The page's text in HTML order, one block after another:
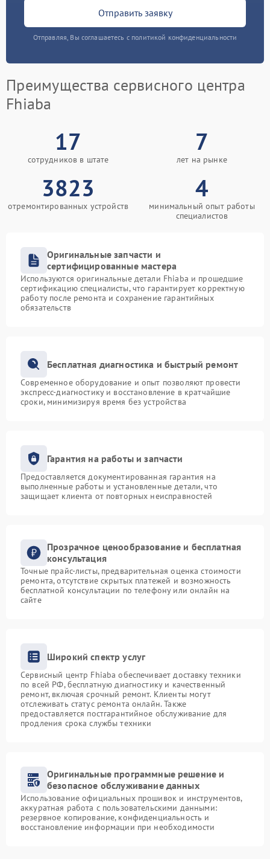
Отправить заявку
Отправляя, Вы соглашаетесь с политикой конфиденциальности
Преимущества сервисного центра
Fhiaba
17
сотрудников в штате
7
лет на рынке
3823
отремонтированных устройств
4
минимальный опыт работы
специалистов
Оригинальные запчасти и
сертифицированные мастера
Используются оригинальные детали Fhiaba и прошедшие
сертификацию специалисты, что гарантирует корректную
работу после ремонта и сохранение гарантийных
обязательств
Бесплатная диагностика и быстрый ремонт
Современное оборудование и опыт позволяют провести
экспресс-диагностику и восстановление в кратчайшие
сроки, минимизируя время без устройства
Гарантия на работы и запчасти
Предоставляется документированная гарантия на
выполненные работы и установленные детали, что
защищает клиента от повторных неисправностей
Прозрачное ценообразование и бесплатная
консультация
Точные прайс-листы, предварительная оценка стоимости
ремонта, отсутствие скрытых платежей и возможность
бесплатной консультации по телефону или онлайн на
сайте
Широкий спектр услуг
Сервисный центр Fhiaba обеспечивает доставку техники
по всей РФ, бесплатную диагностику и качественный
ремонт, включая срочный ремонт. Клиенты могут
отслеживать статус ремонта онлайн. Также
предоставляется постгарантийное обслуживание для
продления срока службы техники
Оригинальные программные решение и
безопасное обслуживание данных
Использование официальных прошивок и инструментов,
аккуратная работа с пользовательскими данными:
резервное копирование, конфиденциальность и
восстановление информации при необходимости